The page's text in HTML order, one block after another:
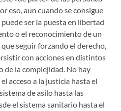
eso, aun cuando se consigue
ser la puesta en libertad
o el reconocimiento de un
seguir forzando el derecho,
con acciones en distintos
de la complejidad. No hay
acceso a la justicia hasta el
de asilo hasta las
el sistema sanitario hasta el